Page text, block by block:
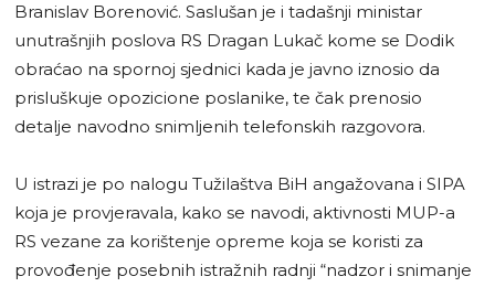
Branislav Borenović. Saslušan je i tadašnji ministar
unutrašnjih poslova RS Dragan Lukač kome se Dodik
obraćao na spornoj sjednici kada je javno iznosio da
prisluškuje opozicione poslanike, te čak prenosio
detalje navodno snimljenih telefonskih razgovora.
U istrazi je po nalogu Tužilaštva BiH angažovana i SIPA
koja je provjeravala, kako se navodi, aktivnosti MUP-a
RS vezane za korištenje opreme koja se koristi za
provođenje posebnih istražnih radnji “nadzor i snimanje